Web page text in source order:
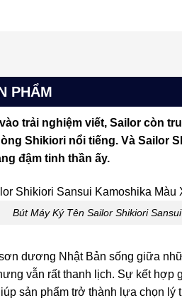
PHẨM
trải nghiệm viết, Sailor còn
Shikiori nổi tiếng. Và Sailor
đậm tinh thần ấy.
Bút Máy Ký Tên Sailor Shikiori
dương Nhật Bản sống giữa
vẫn rất thanh lịch. Sự kết hợp
sản phẩm trở thành lựa chọn